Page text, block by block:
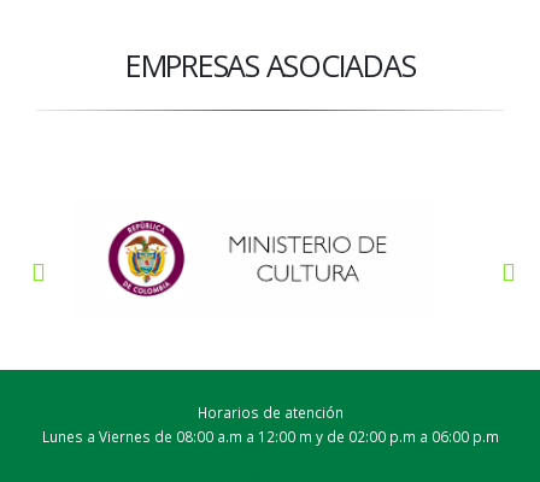
EMPRESAS ASOCIADAS
Horarios de atención
Lunes a Viernes de 08:00 a.m a 12:00 m y de 02:00 p.m a 06:00 p.m